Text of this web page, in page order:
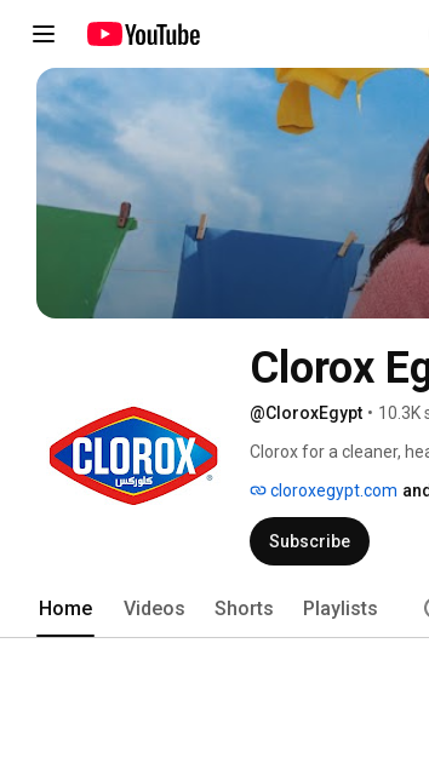
Clorox
@CloroxEgypt • 10.3K
Clorox for a cleaner,
cloroxegypt.com
Subscribe
Home Videos Shorts Playlists